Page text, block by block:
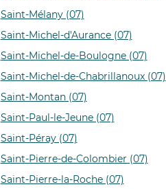
Saint-Mélany (07)
Saint-Michel-d'Aurance (07)
Saint-Michel-de-Boulogne (07)
Saint-Michel-de-Chabrillanoux (07)
Saint-Montan (07)
Saint-Paul-le-Jeune (07)
Saint-Péray (07)
Saint-Pierre-de-Colombier (07)
Saint-Pierre-la-Roche (07)